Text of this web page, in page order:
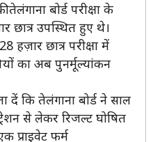
बोर्ड परीक्षा के
छात्र उपस्थित हुए थे।
हज़ार छात्र परीक्षा में
का अब पुनर्मूल्यांकन
कि तेलंगाना बोर्ड ने साल
से लेकर रिजल्‍ट घोषित
प्राइवेट फर्म